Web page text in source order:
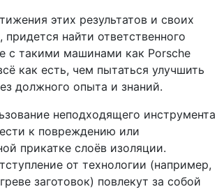
этих результатов и своих
найти ответственного
с такими машинами как Porsche
как есть, чем пытаться улучшить
должного опыта и знаний.
неподходящего инструмента
к повреждению или
прикатке слоёв изоляции.
от технологии (например,
заготовок) повлекут за собой